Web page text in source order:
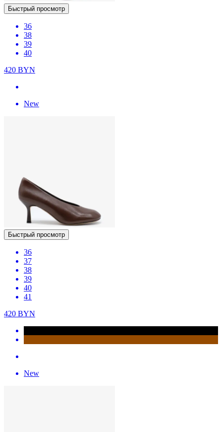
Быстрый просмотр
36
38
39
40
420 BYN
New
Быстрый просмотр
36
37
38
39
40
41
420 BYN
New